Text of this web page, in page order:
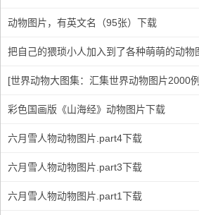
动物图片，有英文名（95张）下载
把自己的猥琐小人加入到了各种萌萌的动
[世界动物大图集：汇集世界动物图片2000
彩色国画版《山海经》动物图片下载
六月雪人物动物图片.part4下载
六月雪人物动物图片.part3下载
六月雪人物动物图片.part1下载